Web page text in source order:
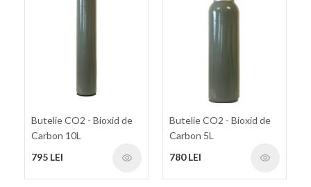
Butelie CO2 - Bioxid de
Carbon 10L
795 LEI
Butelie CO2 - Bioxid de
Carbon 5L
780 LEI